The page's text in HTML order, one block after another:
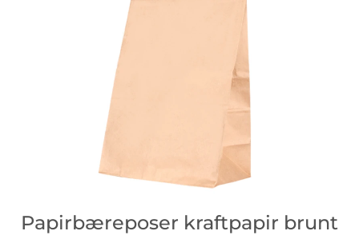
Papirbæreposer kraftpapir brunt